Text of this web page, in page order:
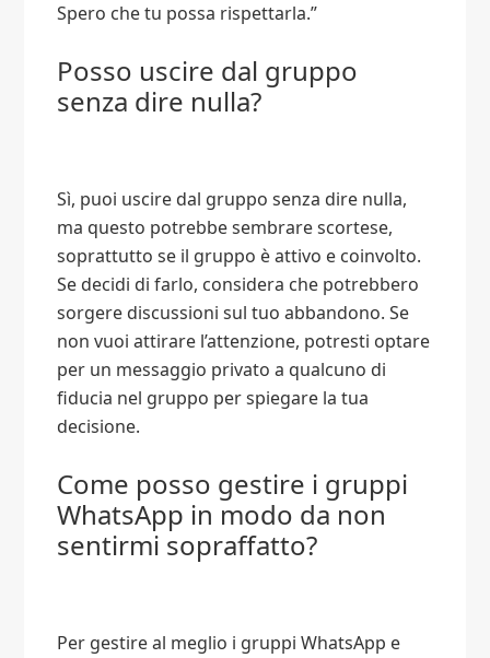
Spero che tu possa rispettarla.”
Posso uscire dal gruppo
senza dire nulla?
Sì, puoi uscire dal gruppo senza dire nulla,
ma questo potrebbe sembrare scortese,
soprattutto se il gruppo è attivo e coinvolto.
Se decidi di farlo, considera che potrebbero
sorgere discussioni sul tuo abbandono. Se
non vuoi attirare l’attenzione, potresti optare
per un messaggio privato a qualcuno di
fiducia nel gruppo per spiegare la tua
decisione.
Come posso gestire i gruppi
WhatsApp in modo da non
sentirmi sopraffatto?
Per gestire al meglio i gruppi WhatsApp e